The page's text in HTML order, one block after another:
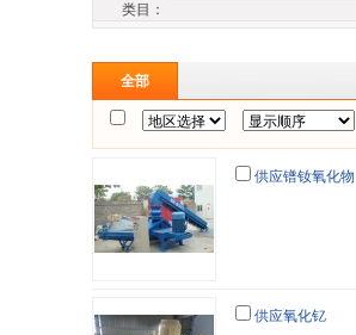
类目：
全部
供应镨钕氧化物
供应氧化钇